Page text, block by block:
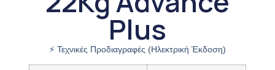
Plus
⚡ Τεχνικές Προδιαγραφές (Ηλεκτρική Έκδοση)